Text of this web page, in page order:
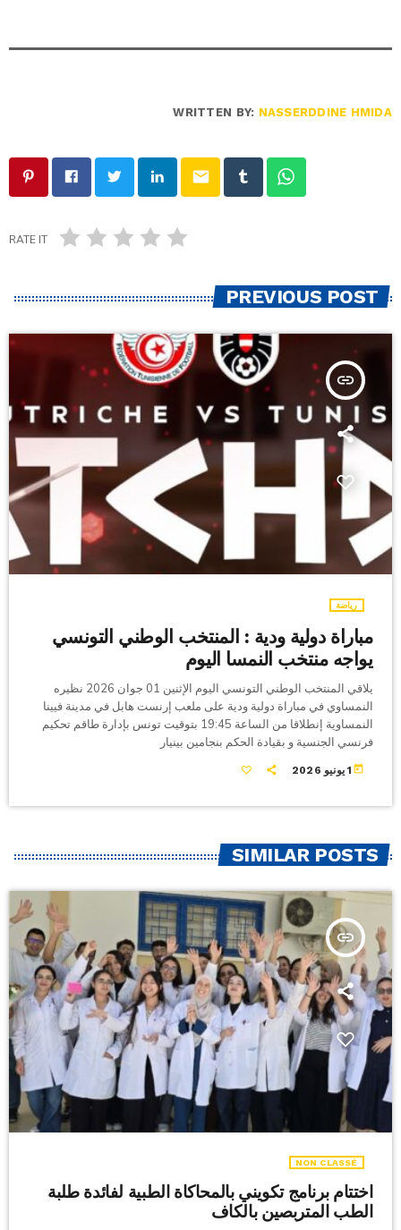
WRITTEN BY: NASSERDDINE HMIDA
email
RATE IT
PREVIOUS POST
insert_link
رياضة
مباراة دولية ودية : المنتخب الوطني التونسي
يواجه منتخب النمسا اليوم
يلاقي المنتخب الوطني التونسي اليوم الإثنين 01 جوان 2026 نظيره
النمساوي في مباراة دولية ودية على ملعب إرنست هابل في مدينة فيينا
النمساوية إنطلاقا من الساعة 19:45 بتوقيت تونس بإدارة طاقم تحكيم
فرنسي الجنسية و بقيادة الحكم بنجامين بينيار
today 1 يونيو 2026
SIMILAR POSTS
insert_link
NON CLASSÉ
اختتام برنامج تكويني بالمحاكاة الطبية لفائدة طلبة
الطب المتربصين بالكاف